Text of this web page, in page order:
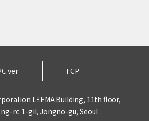
ver TOP
LEEMA Building, 11th floor,
ro 1-gil, Jongno-gu, Seoul